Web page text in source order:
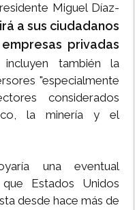
Miguel Díaz-
a sus ciudadanos
privadas
también la
"especialmente
considerados
la minería y el
una eventual
Estados Unidos
desde hace más de